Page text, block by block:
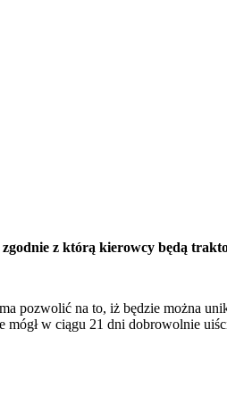
z którą kierowcy będą
pozwolić na to, iż będzie można
mógł w ciągu 21 dni dobrowolnie